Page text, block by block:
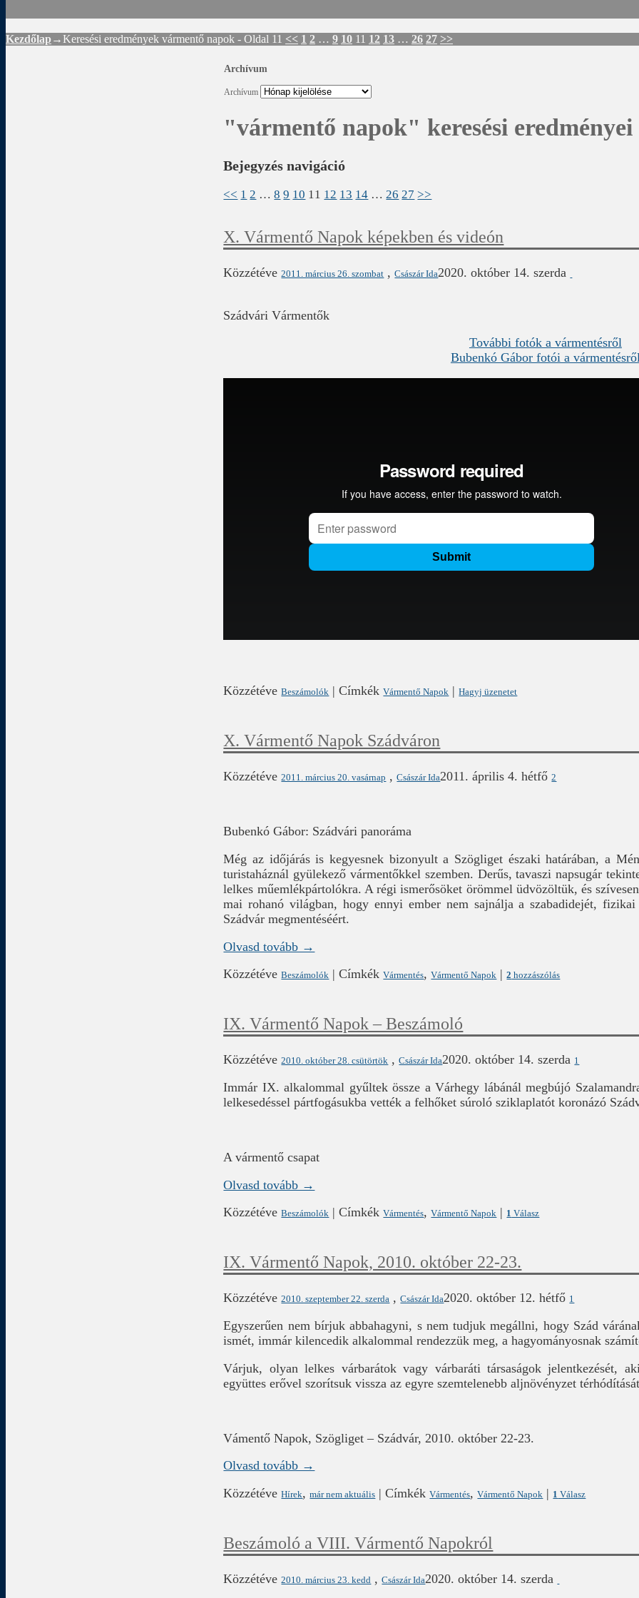
Kezdőlap →Keresési eredmények vármentő napok - Oldal 11 << 1 2 … 9 10 11 12 13 … 26 27 >>
Archívum
Archívum
"vármentő napok" keresési eredményei
Bejegyzés navigáció
<< 1 2 … 8 9 10 11 12 13 14 … 26 27 >>
X. Vármentő Napok képekben és videón
Közzétéve2011. március 26. szombat ,Császár Ida2020. október 14. szerda
Szádvári Vármentők
További fotók a vármentésről
Bubenkó Gábor fotói a
Közzétéve Beszámolók |Címkék Vármentő Napok |Hagyj üzenetet
X. Vármentő Napok Szádváron
Közzétéve2011. március 20. vasárnap ,Császár Ida2011. április 4. hétfő 2
Bubenkó Gábor: Szádvári panoráma
Még az időjárás is kegyesnek bizonyult a Szögliget északi határában, a
turistaháznál gyülekező vármentőkkel szemben. Derűs, tavaszi napsugár
lelkes műemlékpártolókra. A régi ismerősöket örömmel üdvözöltük, és
mai rohanó világban, hogy ennyi ember nem sajnálja a szabadidejét,
Szádvár megmentéséért.
Olvasd tovább →
Közzétéve Beszámolók |Címkék Vármentés,Vármentő Napok |2 hozzászólás
IX. Vármentő Napok – Beszámoló
Közzétéve2010. október 28. csütörtök ,Császár Ida2020. október 14. szerda 1
Immár IX. alkalommal gyűltek össze a Várhegy lábánál megbújó
lelkesedéssel pártfogásukba vették a felhőket súroló sziklaplatót koronázó
A vármentő csapat
Olvasd tovább →
Közzétéve Beszámolók |Címkék Vármentés,Vármentő Napok | 1 Válasz
IX. Vármentő Napok, 2010. október 22-23.
Közzétéve2010. szeptember 22. szerda ,Császár Ida2020. október 12. hétfő 1
Egyszerűen nem bírjuk abbahagyni, s nem tudjuk megállni, hogy Szád
ismét, immár kilencedik alkalommal rendezzük meg, a hagyományosnak
Várjuk, olyan lelkes várbarátok vagy várbaráti társaságok jelentkezését,
együttes erővel szorítsuk vissza az egyre szemtelenebb aljnövényzet
Vámentő Napok, Szögliget – Szádvár, 2010. október 22-23.
Olvasd tovább →
Közzétéve Hírek,már nem aktuális |Címkék Vármentés,Vármentő Napok | 1 Válasz
Beszámoló a VIII. Vármentő Napokról
Közzétéve2010. március 23. kedd ,Császár Ida2020. október 14. szerda